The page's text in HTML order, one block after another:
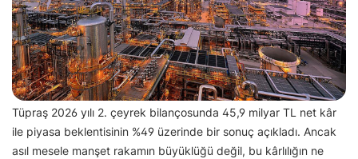
Tüpraş 2026 yılı 2. çeyrek bilançosunda 45,9 milyar TL net kâr
ile piyasa beklentisinin %49 üzerinde bir sonuç açıkladı. Ancak
asıl mesele manşet rakamın büyüklüğü değil, bu kârlılığın ne